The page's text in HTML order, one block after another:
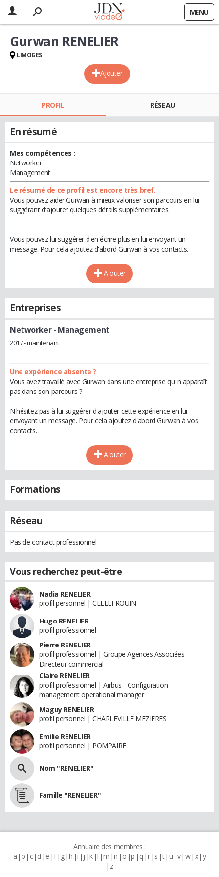
MENU
Ajouter
Gurwan RENELIER
LIMOGES
PROFIL RÉSEAU
En résumé
Mes compétences :
Networker
Management
Le résumé de ce profil est encore très bref.
Vous pouvez aider Gurwan à mieux valoriser son parcours en lui
suggérant d'ajouter quelques détails supplémentaires.
Vous pouvez lui suggérer d'en écrire plus en lui envoyant un
message. Pour cela ajoutez d'abord Gurwan à vos contacts.
Ajouter
Entreprises
Networker- Management
2017 - maintenant
Une expérience absente ?
Vous avez travaillé avec Gurwan dans une entreprise qui n'apparaît
pas dans son parcours ?
N'hésitez pas à lui suggérer d'ajouter cette expérience en lui
envoyant un message. Pour cela ajoutez d'abord Gurwan à vos
contacts.
Ajouter
Formations
Réseau
Pas de contact professionnel
Vous recherchez peut-être
Nadia RENELIER
profil personnel | CELLEFROUIN
Hugo RENELIER
profil professionnel
Pierre RENELIER
profil professionnel | Groupe Agences Associées -
Directeur commercial
Claire RENELIER
profil professionnel | Airbus - Configuration
management operational manager
Maguy RENELIER
profil personnel | CHARLEVILLE MEZIERES
Emilie RENELIER
profil personnel | POMPAIRE
Nom "RENELIER"
Famille "RENELIER"
Annuaire des membres :
a b c d e f g h i j k l m n o p q r s t u v w x y
z